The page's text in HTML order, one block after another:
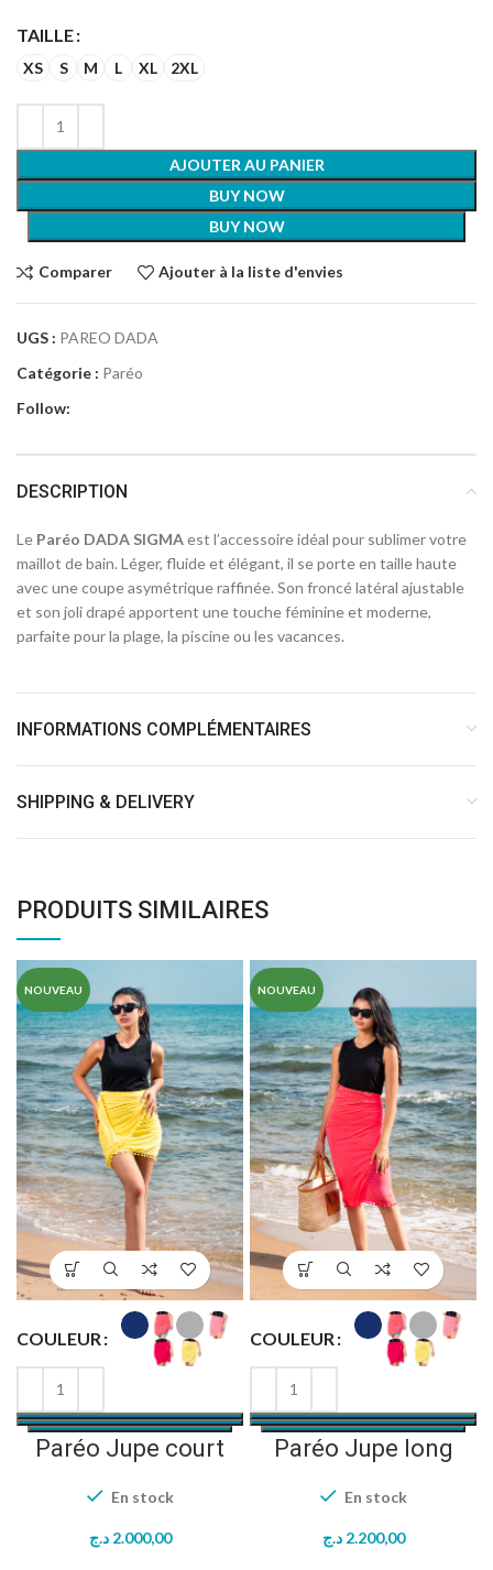
TAILLE
XS S M L XL 2XL
AJOUTER AU PANIER
BUY NOW
BUY NOW
Comparer Ajouter à la liste d'envies
UGS : PAREO DADA
Catégorie : Paréo
Follow:
DESCRIPTION
Le Paréo DADA SIGMAest l’accessoire idéal pour sublimer votre
maillot de bain. Léger, fluide et élégant, il se porte en taille haute
avec une coupe asymétrique raffinée. Son froncé latéral ajustable
et son joli drapé apportent une touche féminine et moderne,
parfaite pour la plage, la piscine ou les vacances.
INFORMATIONS COMPLÉMENTAIRES
SHIPPING & DELIVERY
PRODUITS SIMILAIRES
NOUVEAU
COULEUR
Paréo Jupe court
En stock
2.000,00 د.ج
NOUVEAU
COULEUR
Paréo Jupe long
En stock
2.200,00 د.ج